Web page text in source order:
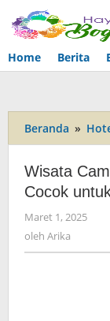
Lewati
ke
konten
Home
Berita
Beranda »
Wisata
Cocok
Maret 1, 2025
oleh Arika